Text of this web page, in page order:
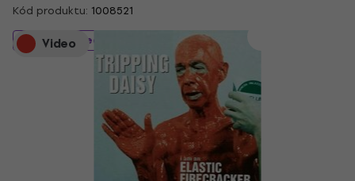
Kód produktu: 1008521
Video
Ukončený predaj